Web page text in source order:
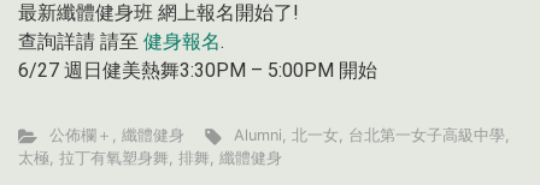
最新纖體健身班 網上報名開始了!
查詢詳請 請至 健身報名.
6/27 週日健美熱舞3:30PM – 5:00PM 開始
公佈欄＋ , 纖體健身 Alumni,北一女, 台北第一女子高級中學,
太極, 拉丁有氧塑身舞, 排舞, 纖體健身